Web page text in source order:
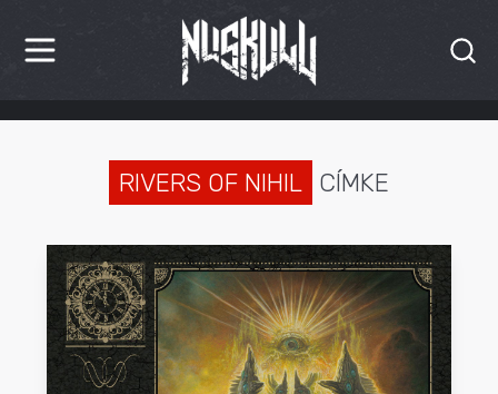
HÍREK
INTERJÚK
PREMIEREK
KULT
RIVERS OF NIHIL CÍMKE